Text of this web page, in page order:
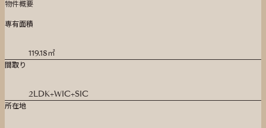
物件概要
専有面積
119.18㎡
間取り
2LDK+WIC+SIC
所在地